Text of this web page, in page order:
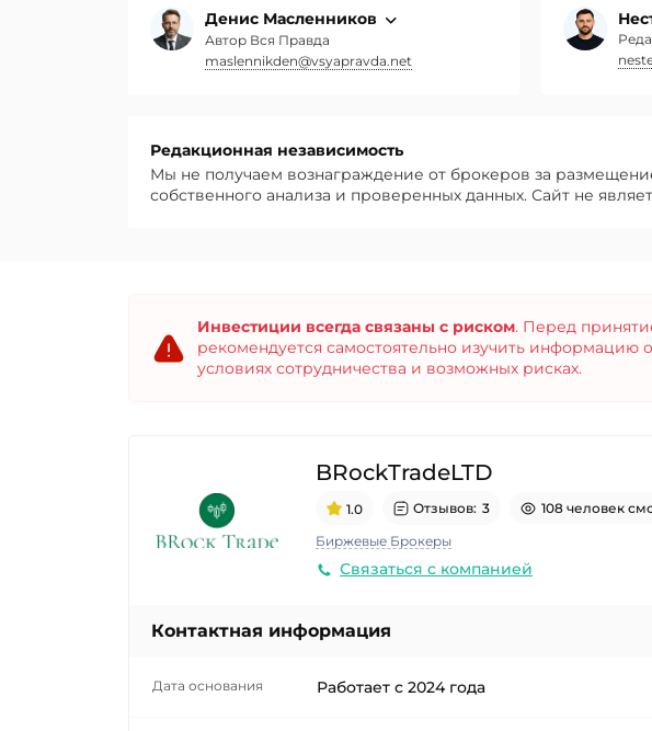
Денис Масленников
Автор Вся Правда
maslennikden@vsyapravda.net
Редакционная независимость
Мы не получаем вознаграждение от брокеров за
собственного анализа и проверенных данных. Сайт не
Инвестиции всегда связаны с риском. Перед
рекомендуется самостоятельно изучить информацию
условиях сотрудничества и возможных рисках.
BRockTradeLTD
1.0 Отзывов: 3
108 человек
Биржевые Брокеры
Связаться с компанией
Контактная информация
Дата основания Работает с 2024 года